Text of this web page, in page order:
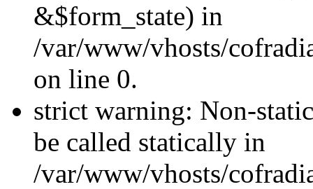
&$form_state) in
/var/www/vhosts/
on line 0.
strict warning: Non-
be called statically in
/var/www/vhosts/